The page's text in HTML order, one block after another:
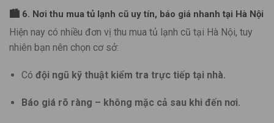
🏙️ 6. Nơi thu mua tủ lạnh cũ uy tín, báo giá nhanh tại Hà Nội
Hiện nay có nhiều đơn vị thu mua tủ lạnh cũ tại Hà Nội, tuy
nhiên bạn nên chọn cơ sở:
Có đội ngũ kỹ thuật kiểm tra trực tiếp tại nhà.
Báo giá rõ ràng – không mặc cả sau khi đến nơi.